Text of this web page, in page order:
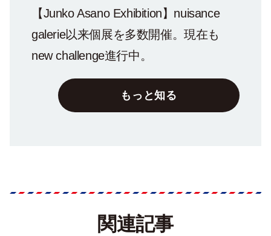
【Junko Asano Exhibition】nuisance
galerie以来個展を多数開催。現在も
new challenge進行中。
もっと知る
関連記事